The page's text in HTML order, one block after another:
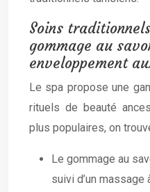
Soins
gommage au
enveloppement
Le spa propose une
rituels de beauté
plus populaires, on
Le gommage au
suivi d’un massage